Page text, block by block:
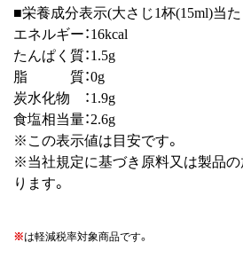
■栄養成分表示(大さじ1杯(15ml)当
エネルギー：16kcal
たんぱく質：1.5g
脂 質：0g
炭水化物 ：1.9g
食塩相当量：2.6g
※この表示値は目安です。
※当社規定に基づき原料又は製品
ります。
※は軽減税率対象商品です。